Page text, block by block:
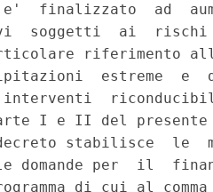
finalizzato  ad
soggetti  ai  rischi
riferimento
estreme
interventi
I e II del
stabilisce  le
domande per  il